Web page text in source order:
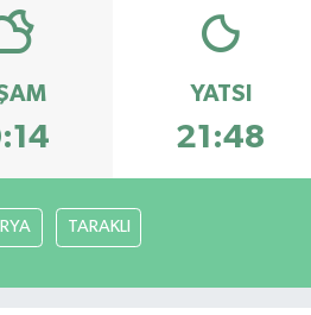
YATSI
21:48
TARAKLI